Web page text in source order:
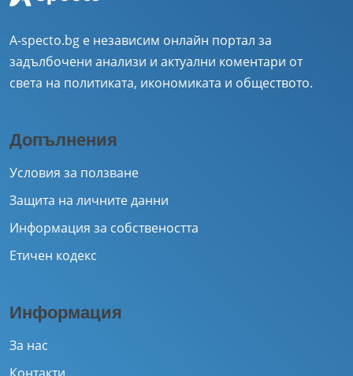
A-specto.bg е независим онлайн портал за
задълбочени анализи и актуални коментари от
света на политиката, икономиката и обществото.
Допълнения
Условия за ползване
Защита на личните данни
Информация за собствеността
Етичен кодекс
Информация
За нас